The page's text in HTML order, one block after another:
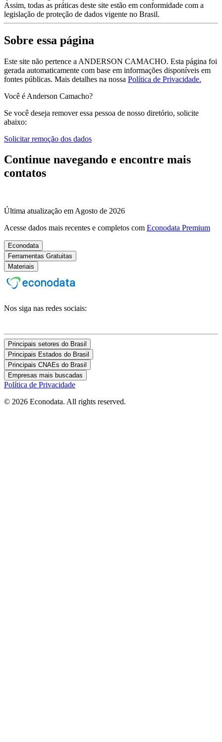
Assim, todas as práticas deste site estão em conformidade com a
legislação de proteção de dados vigente no Brasil.
Sobre essa página
Este site não pertence a ANDERSON CAMACHO. Esta página foi
gerada automaticamente com base em informações disponíveis em
fontes públicas. Mais detalhes na nossa Política de Privacidade.
Você é Anderson Camacho?
Se você deseja remover essa pessoa de nosso diretório, solicite
abaixo:
Solicitar remoção dos dados
Continue navegando e encontre mais
contatos
Última atualização em Agosto de 2026
Acesse dados mais recentes e completos com Econodata Premium
Econodata
Ferramentas Gratuitas
Materiais
Nos siga nas redes sociais:
Principais setores do Brasil
Principais Estados do Brasil
Principais CNAEs do Brasil
Empresas mais buscadas
Política de Privacidade
© 2026 Econodata. All rights reserved.